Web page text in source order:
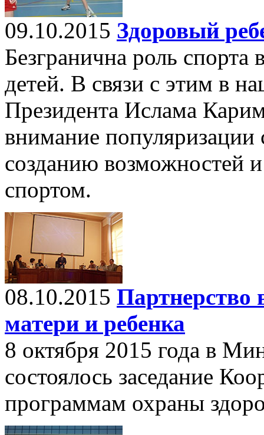
09.10.2015 Здоровый
Безгранична роль спорта
детей. В связи с этим в
Президента Ислама
внимание
созданию возможностей
спортом.
08.10.2015 Партнерство
матери и ребенка
8 октября 2015 года в
состоялось заседание
программам охраны